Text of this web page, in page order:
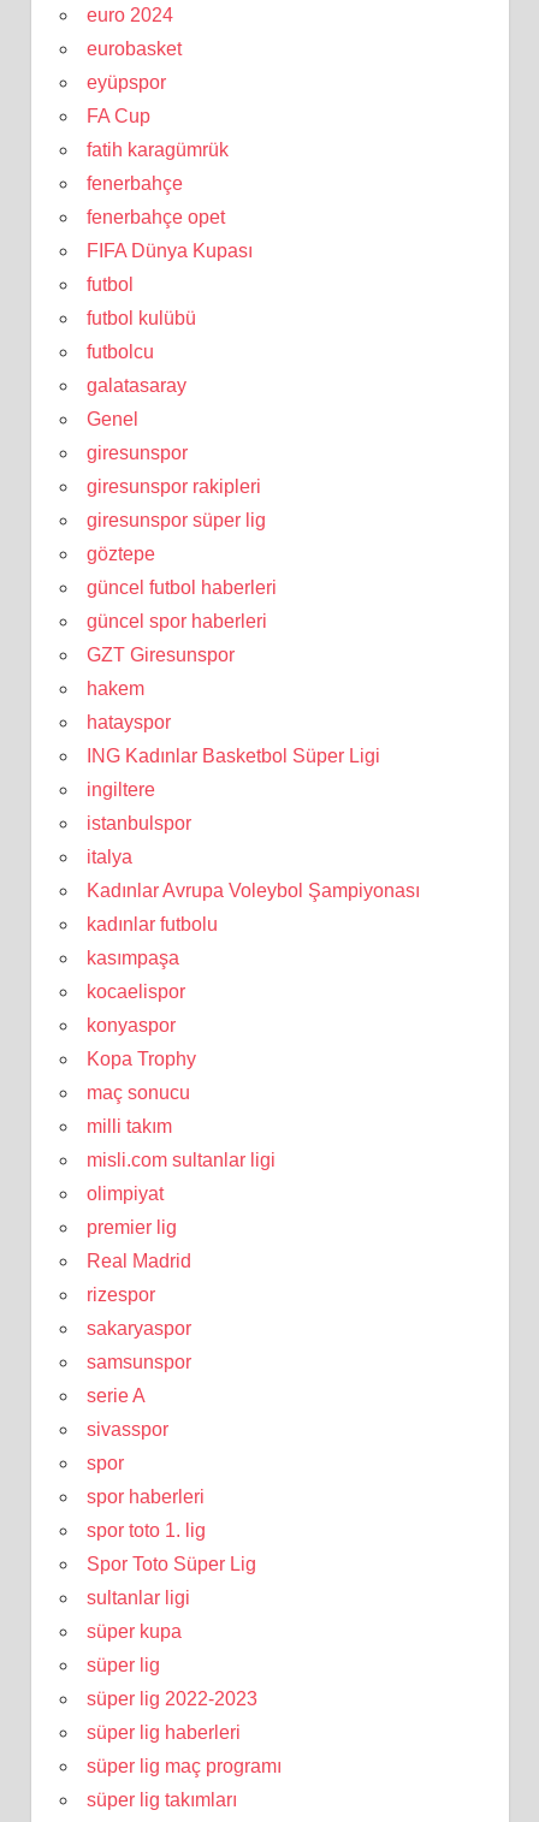
euro 2024
eurobasket
eyüpspor
FA Cup
fatih karagümrük
fenerbahçe
fenerbahçe opet
FIFA Dünya Kupası
futbol
futbol kulübü
futbolcu
galatasaray
Genel
giresunspor
giresunspor rakipleri
giresunspor süper lig
göztepe
güncel futbol haberleri
güncel spor haberleri
GZT Giresunspor
hakem
hatayspor
ING Kadınlar Basketbol Süper Ligi
ingiltere
istanbulspor
italya
Kadınlar Avrupa Voleybol Şampiyonası
kadınlar futbolu
kasımpaşa
kocaelispor
konyaspor
Kopa Trophy
maç sonucu
milli takım
misli.com sultanlar ligi
olimpiyat
premier lig
Real Madrid
rizespor
sakaryaspor
samsunspor
serie A
sivasspor
spor
spor haberleri
spor toto 1. lig
Spor Toto Süper Lig
sultanlar ligi
süper kupa
süper lig
süper lig 2022-2023
süper lig haberleri
süper lig maç programı
süper lig takımları